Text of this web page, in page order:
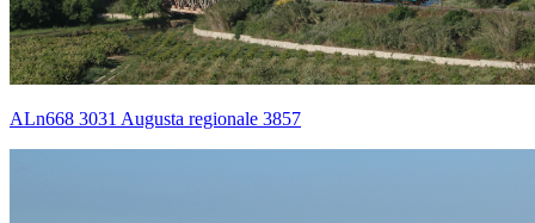
ALn668 3031 Augusta regionale 3857